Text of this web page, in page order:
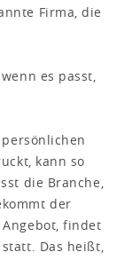
Firma, die
es passt,
kann so
die Branche,
der
findet
Das heißt,